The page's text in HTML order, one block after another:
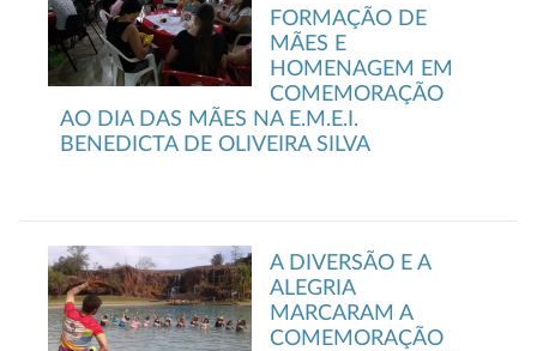
FORMAÇÃO DE
MÃES E
HOMENAGEM EM
COMEMORAÇÃO
AO DIA DAS MÃES NA E.M.E.I.
BENEDICTA DE OLIVEIRA SILVA
A DIVERSÃO E A
ALEGRIA
MARCARAM A
COMEMORAÇÃO